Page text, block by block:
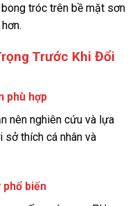
tróc trên bề mặt sơn
Trước Khi Đổi
phù hợp
nên nghiên cứu và lựa
sở thích cá nhân và
biến